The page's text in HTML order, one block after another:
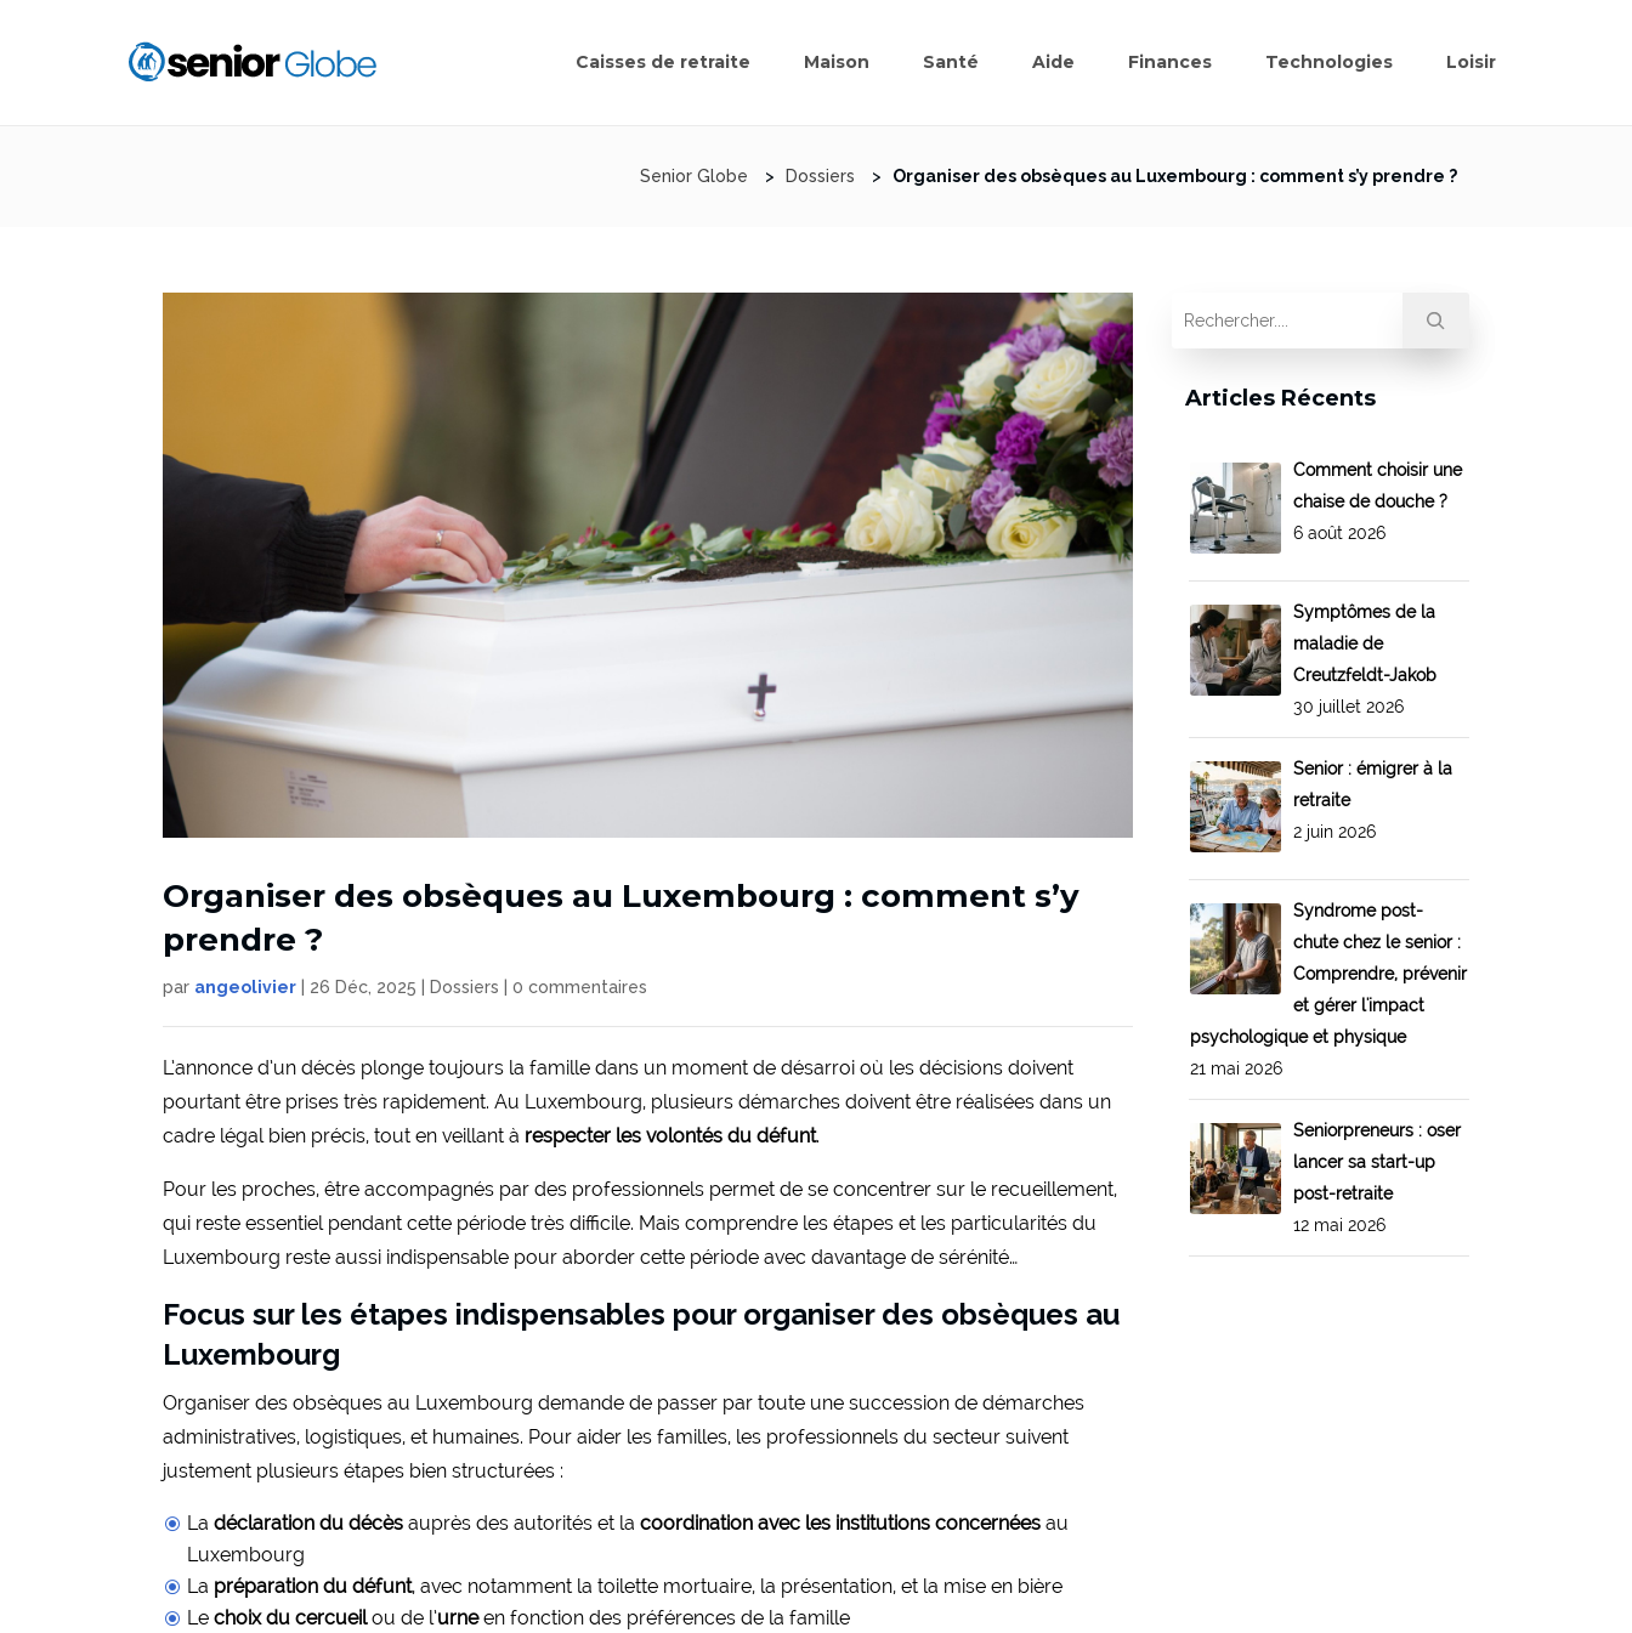
Caisses de retraite Maison Santé Aide Finances Technologies Loisir
Senior Globe > Dossiers > Organiser des obsèques au Luxembourg : comment s’y prendre ?
Organiser des obsèques au Luxembourg : comment s’y
prendre ?
par angeolivier 26 Déc, 2025 Dossiers |0 commentaires
L’annonce d’un décès plonge toujours la famille dans un moment de désarroi où les décisions doivent
pourtant être prises très rapidement. Au Luxembourg, plusieurs démarches doivent être réalisées dans un
cadre légal bien précis, tout en veillant à respecter les volontés du défunt.
Pour les proches, être accompagnés par des professionnels permet de se concentrer sur le recueillement,
qui reste essentiel pendant cette période très difficile. Mais comprendre les étapes et les particularités du
Luxembourg reste aussi indispensable pour aborder cette période avec davantage de sérénité…
Focus sur les étapes indispensables pour organiser des obsèques au
Luxembourg
Organiser des obsèques au Luxembourg demande de passer par toute une succession de démarches
administratives, logistiques, et humaines. Pour aider les familles, les professionnels du secteur suivent
justement plusieurs étapes bien structurées :
Ladéclaration du décès auprès des autorités et lacoordination avec les institutions concernées au
Luxembourg
La préparation du défunt, avec notamment la toilette mortuaire, la présentation, et la mise en bière
Lechoix du cercueilou de l’urneen fonction des préférences de la famille
Articles Récents
Comment choisir une
chaise de douche ?
6 août 2026
Symptômes de la
maladie de
Creutzfeldt-Jakob
30 juillet 2026
Senior : émigrer à la
retraite
2 juin 2026
Syndrome post-
chute chez le senior :
Comprendre, prévenir
et gérer l'impact
psychologique et physique
21 mai 2026
Seniorpreneurs : oser
lancer sa start-up
post-retraite
12 mai 2026